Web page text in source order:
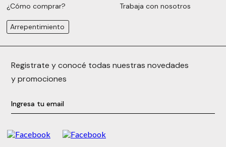
¿Cómo comprar?
Arrepentimiento
Trabaja con nosotros
Registrate y conocé todas nuestras novedades
y promociones